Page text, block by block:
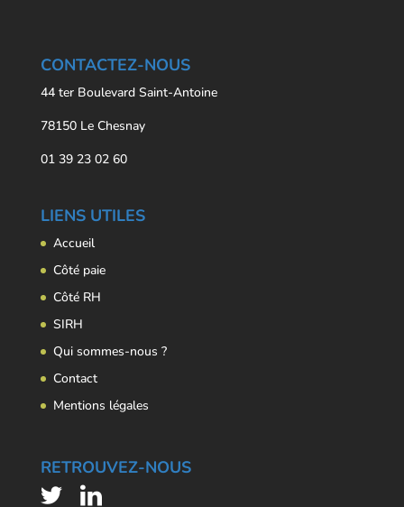
CONTACTEZ-NOUS
44 ter Boulevard Saint-Antoine
78150 Le Chesnay
01 39 23 02 60
LIENS UTILES
Accueil
Côté paie
Côté RH
SIRH
Qui sommes-nous ?
Contact
Mentions légales
RETROUVEZ-NOUS